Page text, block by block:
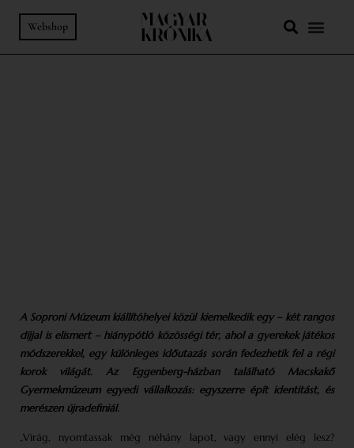
Webshop
A Soproni Múzeum kiállítóhelyei közül kiemelkedik egy – két rangos
díjjal is elismert – hiánypótló közösségi tér, ahol a gyerekek játékos
módszerekkel, egy különleges időutazás során fedezhetik fel a régi
korok világát. Az Eggenberg-házban található Macskakő
Gyermekmúzeum egyedi vállalkozás: egyszerre épít identitást, és
merészen újradefiniál.
„Virág, nyomtassak még néhány lapot, vagy ennyi elég lesz?